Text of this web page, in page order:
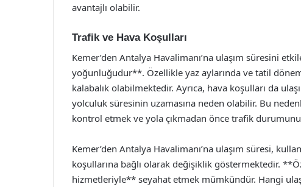
avantajlı olabilir.
Trafik ve Hava Koşulları
Kemer’den Antalya Havalimanı’na ulaşım süresini
yoğunluğudur**. Özellikle yaz aylarında ve tatil
kalabalık olabilmektedir. Ayrıca, hava koşulları da
yolculuk süresinin uzamasına neden olabilir. Bu
kontrol etmek ve yola çıkmadan önce trafik durumunu
Kemer’den Antalya Havalimanı’na ulaşım süresi,
koşullarına bağlı olarak değişiklik göstermektedir.
hizmetleriyle** seyahat etmek mümkündür. Hangi